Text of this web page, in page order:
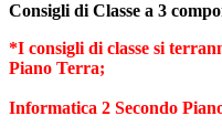
Consigli di Classe a 3
*I consigli di classe si
Piano Terra;
per il Liceo
Informatica 2 Secondo